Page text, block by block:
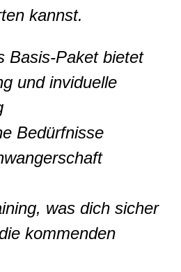
kannst.
Basis-Paket bietet
und inviduelle
Bedürfnisse
was dich sicher
kommenden